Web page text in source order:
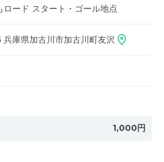
ロード スタート・ゴール地点
兵庫県加古川市加古川町友沢
1,000円